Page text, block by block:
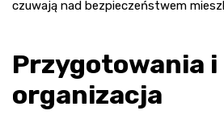
czuwają nad bezpieczeństwem
Przygotowania i
organizacja